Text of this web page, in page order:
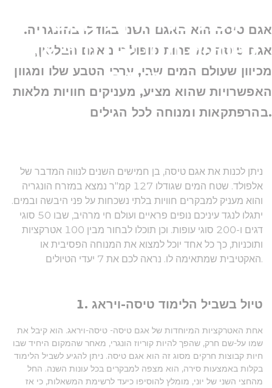
גלגלים: חוויות שאסור
לפספס מסביב לחוף אגם
טיסה
אגם טיסה הוא האגם השני בגודלו בהונגריה.
אגם טיסה לא פחות פופולרי מאגם הבלטון,
מכיוון שעולם המים שבו, ערכי הטבע שלו ומגוון
האפשרויות שהוא מציע, מעניקים חוויות מלאות
בהרפתקאות ומנוחה לכל הגילים.
ניתן לכנות את אגם טיסה, בן חמישים השנים לנווה המדבר של
אלפולד. שטח המים שגודלו 127 קמ"ר נמצא במזרח הונגריה
והוא מעניק למבקרים חוויות בלתי נשכחות על פני היבשה ובמים.
יתגלו לנגד עיניכם נופים פראיים ועולם חי מרהיב, שבו 50 סוגי
דגים ו-200 סוגי עופות. וכן תוכלו לבחור מבין 100 אטרקציות
ותוכניות, כך כל אחד יוכל למצוא את המנוחה הפסיבית או
האקטיבית שמתאימה לו. נראה לכם את 7 יעדי הטיולים.
1. טיול בשביל הלימוד טיסה-ויראג
אחת האטרקציות המיוחדות של אגם טיסה- טיסה-ויראג. הוא קיבל את
שמו על-שם חרק, שהפך להיות קוריוז הונגרי, מאחר שהמקום היחיד שבו
חיות קבוצות חרקים מסוג זה הוא אגם טיסה. ניתן להגיע לשביל הלימוד
בקלות באמצעות סירה, הוא מצפה למבקרים בכל עונות השנה. החל
מהחצי השני של יוני, מומלץ להוסיפו כיעד לרשימת המשאלות, כי אז